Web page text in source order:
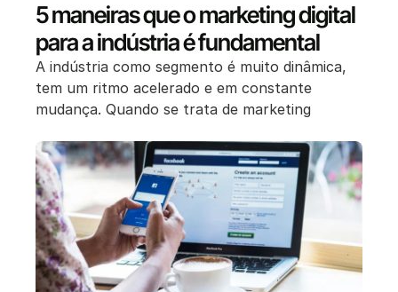
5 maneiras que o marketing digital
para a indústria é fundamental
A indústria como segmento é muito dinâmica,
tem um ritmo acelerado e em constante
mudança. Quando se trata de marketing